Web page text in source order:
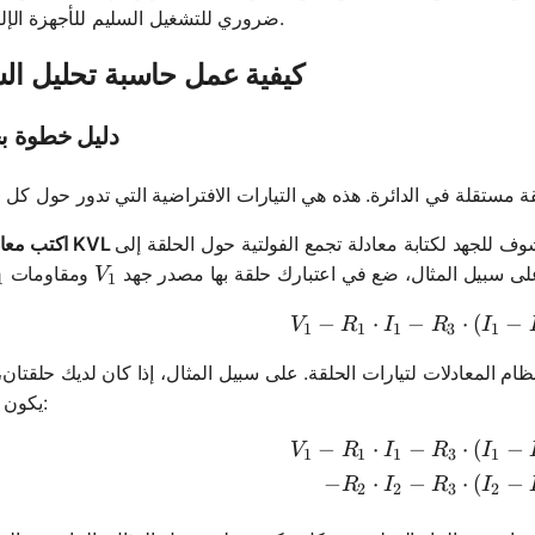
ضروري للتشغيل السليم للأجهزة الإلكترونية.
كيفية عمل حاسبة تحليل
دليل خطوة
للجهد لكتابة معادلة تجمع الفولتية حول الحلقة إلى
سبيل المثال، ضع في اعتبارك حلقة بها مصدر جهدV_1
V1 ومقاومات
V_1 -
V1 − R1 ⋅ I1 − R3 ⋅ (I1 −
المعادلات لتيارات الحلقة. على سبيل المثال، إذا كان لديك
يكون لديك:
V1 − R1 ⋅ I1 − R3 ⋅ (I1 −
−R2 ⋅ I2 − R3 ⋅ (I2 −